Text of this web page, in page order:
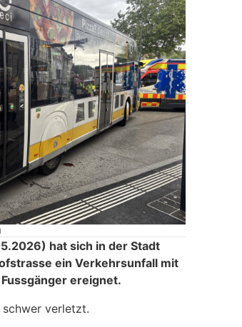
hat sich in der Stadt
ein Verkehrsunfall mit
ereignet.
schwer verletzt.